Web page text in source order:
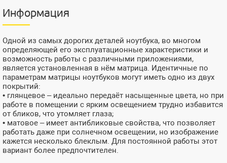
Информация
Одной из самых дорогих деталей ноутбука, во многом
определяющей его эксплуатационные характеристики и
возможность работы с различными приложениями,
является установленная в нём матрица. Идентичные по
параметрам матрицы ноутбуков могут иметь одно из двух
покрытий:
• глянцевое – идеально передаёт насыщенные цвета, но при
работе в помещении с ярким освещением трудно избавится
от бликов, что утомляет глаза;
• матовое – имеет антибликовые свойства, что позволяет
работать даже при солнечном освещении, но изображение
кажется несколько блеклым. Для постоянной работы этот
вариант более предпочтителен.